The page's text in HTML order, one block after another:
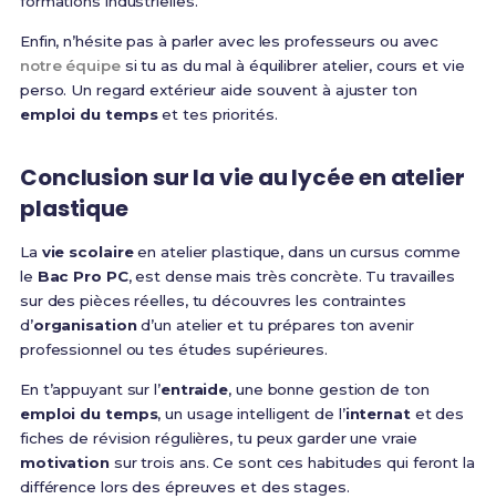
Enfin, n’hésite pas à parler avec les professeurs ou avec
notre équipesi tu as du mal à équilibrer atelier, cours et vie
perso. Un regard extérieur aide souvent à ajuster ton
emploi du tempset tes priorités.
Conclusion sur la vie au lycée en atelier
plastique
La vie scolaireen atelier plastique, dans un cursus comme
le Bac Pro PC, est dense mais très concrète. Tu travailles
sur des pièces réelles, tu découvres les contraintes
d’organisationd’un atelier et tu prépares ton avenir
professionnel ou tes études supérieures.
En t’appuyant sur l’entraide, une bonne gestion de ton
emploi du temps, un usage intelligent de l’internatet des
fiches de révision régulières, tu peux garder une vraie
motivationsur trois ans. Ce sont ces habitudes qui feront la
différence lors des épreuves et des stages.